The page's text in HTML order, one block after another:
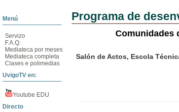
Menú
Servizo
F.A.Q.
Mediateca por meses
Mediateca completa
Clases e polimedias
UvigoTV en:
Youtube EDU
Directo
Programa de
Comunidades
Salón de Actos, Escola